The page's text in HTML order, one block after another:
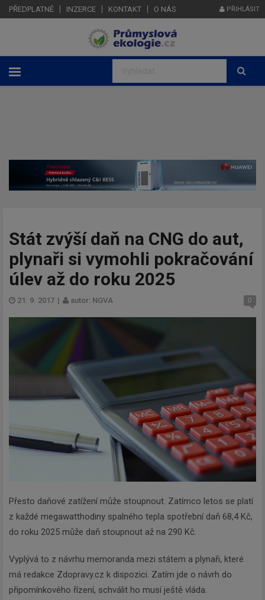
PŘEDPLATNÉ INZERCE KONTAKT O NÁS PŘIHLÁSIT
Stát zvýší daň na CNG do aut,
plynaři si vymohli pokračování
úlev až do roku 2025
21. 9. 2017 | autor: NGVA 0
Přesto daňové zatížení může stoupnout. Zatímco letos se platí
z každé megawatthodiny spalného tepla spotřební daň 68,4 Kč,
do roku 2025 může daň stoupnout až na 290 Kč.
Vyplývá to z návrhu memoranda mezi státem a plynaři, které
má redakce Zdopravy.cz k dispozici. Zatím jde o návrh do
připomínkového řízení, schválit ho musí ještě vláda.